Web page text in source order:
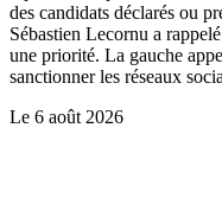
des candidats déclarés ou
Sébastien Lecornu a
une priorité. La gauche
sanctionner les réseaux
Le 6 août 2026